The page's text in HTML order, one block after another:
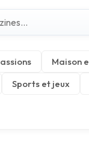
Maison
Sports et jeux